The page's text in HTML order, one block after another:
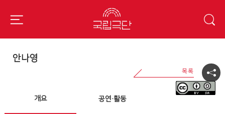
안나영
개요 공연·활동